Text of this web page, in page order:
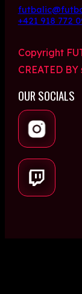
+421 918 772
Copyright
CREATED
OUR SOCIALS